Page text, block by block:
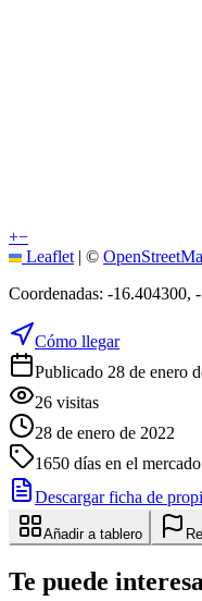
+−
Leaflet | ©
Coordenadas: -16.404300,
Cómo llegar
Publicado 28 de enero
26 visitas
28 de enero de 2022
1650 días en el mercado
Descargar ficha de
Añadir a tablero
Te puede